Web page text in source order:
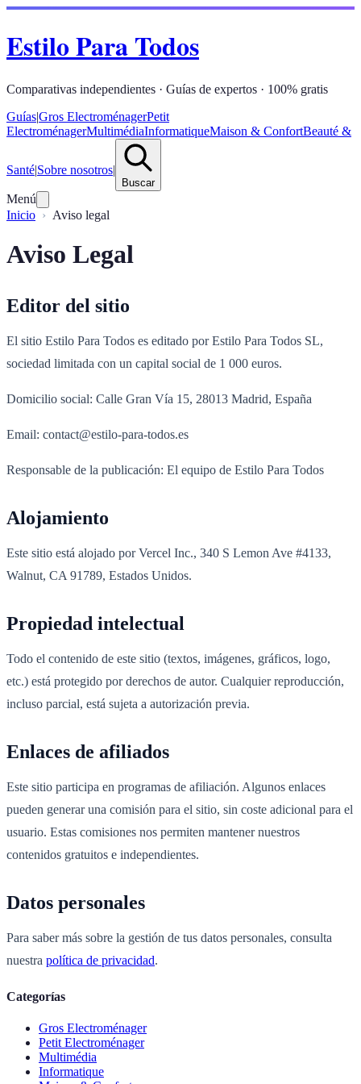
Estilo Para Todos
Comparativas independientes · Guías de expertos · 100% gratis
Guías|Gros ElectroménagerPetit
ElectroménagerMultimédiaInformatiqueMaison & ConfortBeauté &
Santé|Sobre nosotros|
Buscar
Menú
Inicio
Aviso legal
Aviso Legal
Editor del sitio
El sitio Estilo Para Todos es editado por Estilo Para Todos SL,
sociedad limitada con un capital social de 1 000 euros.
Domicilio social: Calle Gran Vía 15, 28013 Madrid, España
Email: contact@estilo-para-todos.es
Responsable de la publicación: El equipo de Estilo Para Todos
Alojamiento
Este sitio está alojado por Vercel Inc., 340 S Lemon Ave #4133,
Walnut, CA 91789, Estados Unidos.
Propiedad intelectual
Todo el contenido de este sitio (textos, imágenes, gráficos, logo,
etc.) está protegido por derechos de autor. Cualquier reproducción,
incluso parcial, está sujeta a autorización previa.
Enlaces de afiliados
Este sitio participa en programas de afiliación. Algunos enlaces
pueden generar una comisión para el sitio, sin coste adicional para el
usuario. Estas comisiones nos permiten mantener nuestros
contenidos gratuitos e independientes.
Datos personales
Para saber más sobre la gestión de tus datos personales, consulta
nuestra política de privacidad.
Categorías
Gros Electroménager
Petit Electroménager
Multimédia
Informatique